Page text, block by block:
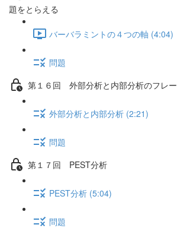
題をとらえる
バーバラミントの４つの軸 (4:04)
問題
第１６回 外部分析と内部分析のフレ
外部分析と内部分析 (2:21)
問題
第１７回 PEST分析
PEST分析 (5:04)
問題